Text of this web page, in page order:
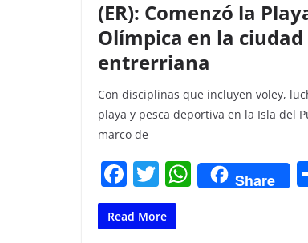
(ER): Comenzó la
Olímpica en la ciudad
entrerriana
Con disciplinas que incluyen voley,
playa y pesca deportiva en la Isla del
marco de
F
a
c
T
w
itt
W
h
Share
Read More